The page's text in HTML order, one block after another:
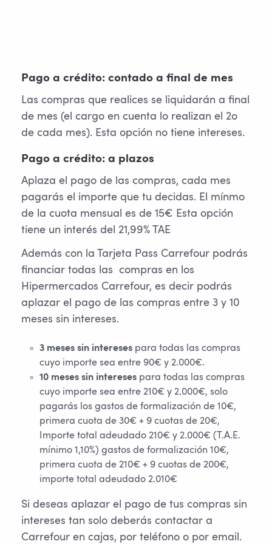
Pago a crédito: contado a final de mes
Las compras que realices se liquidarán a final
de mes (el cargo en cuenta lo realizan el 2o
de cada mes). Esta opción no tiene intereses.
Pago a crédito: a plazos
Aplaza el pago de las compras, cada mes
pagarás el importe que tu decidas. El mínmo
de la cuota mensual es de 15€ Esta opción
tiene un interés del 21,99% TAE
Además con la Tarjeta Pass Carrefour podrás
financiar todas las compras en los
Hipermercados Carrefour, es decir podrás
aplazar el pago de las compras entre 3 y 10
meses sin intereses.
3 meses sin intereses para todas las compras
cuyo importe sea entre 90€ y 2.000€.
10 meses sin intereses para todas las compras
cuyo importe sea entre 210€ y 2.000€, solo
pagarás los gastos de formalización de 10€,
primera cuota de 30€ + 9 cuotas de 20€,
Importe total adeudado 210€ y 2.000€ (T.A.E.
mínimo 1,10%) gastos de formalización 10€,
primera cuota de 210€ + 9 cuotas de 200€,
importe total adeudado 2.010€
Si deseas aplazar el pago de tus compras sin
intereses tan solo deberás contactar a
Carrefour en cajas, por teléfono o por email.